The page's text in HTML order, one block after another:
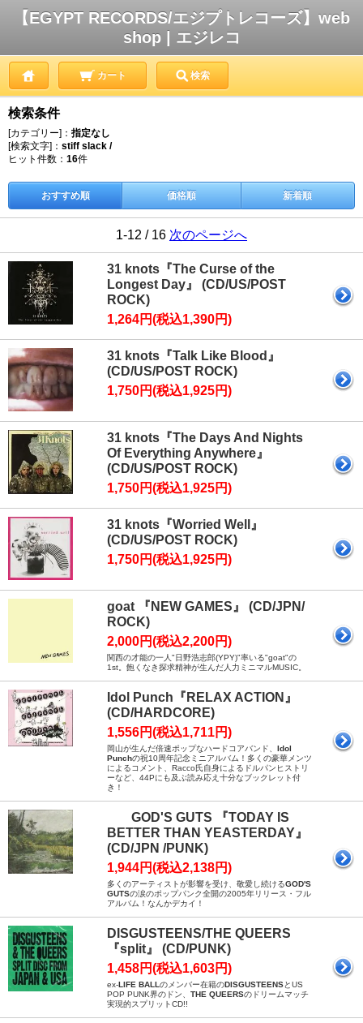
【EGYPT RECORDS/エジプトレコーズ】web
shop | エジレコ
カート 検索
検索条件
[カテゴリー]： 指定なし
[検索文字]： stiff slack /
ヒット件数： 16件
おすすめ順 価格順 新着順
1-12 / 16 次のページへ
31 knots『The Curse of the
Longest Day』 (CD/US/POST
ROCK)
1,264円(税込1,390円)
31 knots『Talk Like Blood』
(CD/US/POST ROCK)
1,750円(税込1,925円)
31 knots『The Days And Nights
Of Everything Anywhere』
(CD/US/POST ROCK)
1,750円(税込1,925円)
31 knots『Worried Well』
(CD/US/POST ROCK)
1,750円(税込1,925円)
goat 『NEW GAMES』 (CD/JPN/
ROCK)
2,000円(税込2,200円)
関西の才能の一人"日野浩志郎(YPY)"率いる"goat"の
1st。飽くなき探求精神が生んだ人力ミニマルMUSIC。
Idol Punch『RELAX ACTION』
(CD/HARDCORE)
1,556円(税込1,711円)
岡山が生んだ倍速ポップなハードコアバンド、 Idol
Punchの祝10周年記念ミニアルバム！多くの豪華メンツ
によるコメント、Racco氏自身によるドルパンヒストリ
ーなど、44Pにも及ぶ読み応え十分なブックレット付
き！
GOD'S GUTS 『TODAY IS
BETTER THAN YEASTERDAY』
(CD/JPN /PUNK)
1,944円(税込2,138円)
多くのアーティストが影響を受け、敬愛し続けるGOD'S
GUTSの涙のポップパンク全開の2005年リリース・フル
アルバム！なんかデカイ！
DISGUSTEENS/THE QUEERS
『split』 (CD/PUNK)
1,458円(税込1,603円)
ex-LIFE BALL のメンバー在籍のDISGUSTEENSとUS
POP PUNK界のドン、 THE QUEERSのドリームマッチ
実現的スプリットCD!!